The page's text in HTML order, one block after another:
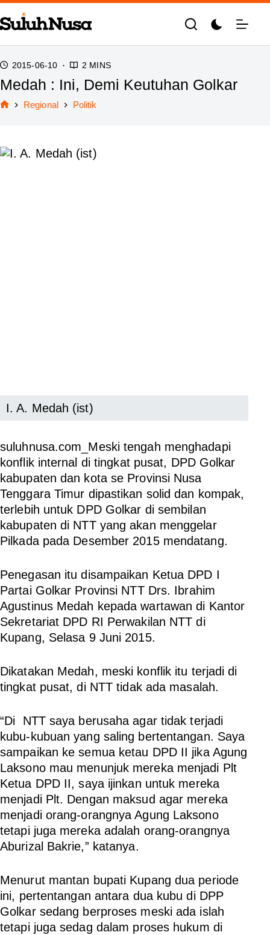
Skip
to
content
2015-06-10 2 MINS
Medah : Ini, Demi Keutuhan Golkar
Regional Politik
I. A. Medah (ist)
suluhnusa.com_Meski tengah menghadapi
konflik internal di tingkat pusat, DPD Golkar
kabupaten dan kota se Provinsi Nusa
Tenggara Timur dipastikan solid dan kompak,
terlebih untuk DPD Golkar di sembilan
kabupaten di NTT yang akan menggelar
Pilkada pada Desember 2015 mendatang.
Penegasan itu disampaikan Ketua DPD I
Partai Golkar Provinsi NTT Drs. Ibrahim
Agustinus Medah kepada wartawan di Kantor
Sekretariat DPD RI Perwakilan NTT di
Kupang, Selasa 9 Juni 2015.
Dikatakan Medah, meski konflik itu terjadi di
tingkat pusat, di NTT tidak ada masalah.
“Di NTT saya berusaha agar tidak terjadi
kubu-kubuan yang saling bertentangan. Saya
sampaikan ke semua ketau DPD II jika Agung
Laksono mau menunjuk mereka menjadi Plt
Ketua DPD II, saya ijinkan untuk mereka
menjadi Plt. Dengan maksud agar mereka
menjadi orang-orangnya Agung Laksono
tetapi juga mereka adalah orang-orangnya
Aburizal Bakrie,” katanya.
Menurut mantan bupati Kupang dua periode
ini, pertentangan antara dua kubu di DPP
Golkar sedang berproses meski ada islah
tetapi juga sedag dalam proses hukum di